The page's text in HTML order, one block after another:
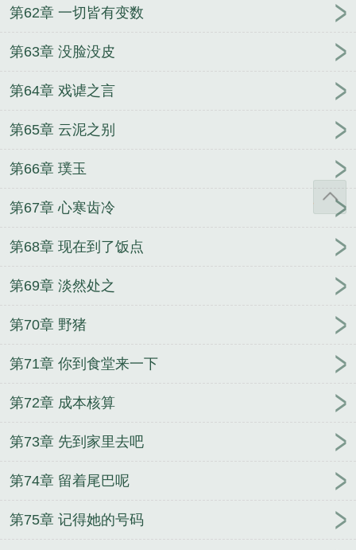
第62章 一切皆有变数
第63章 没脸没皮
第64章 戏谑之言
第65章 云泥之别
第66章 璞玉
第67章 心寒齿冷
第68章 现在到了饭点
第69章 淡然处之
第70章 野猪
第71章 你到食堂来一下
第72章 成本核算
第73章 先到家里去吧
第74章 留着尾巴呢
第75章 记得她的号码